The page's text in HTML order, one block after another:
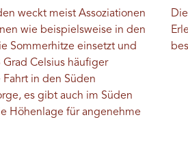
weckt meist Assoziationen
wie beispielsweise in den
Sommerhitze einsetzt und
Grad Celsius häufiger
in den Süden
es gibt auch im Süden
Höhenlage für angenehme